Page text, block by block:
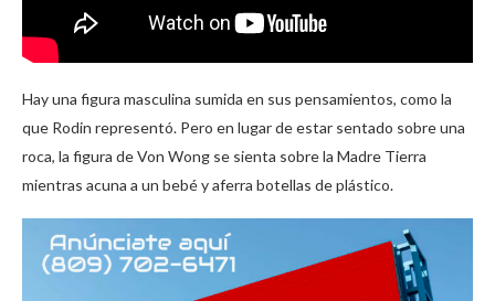
Hay una figura masculina sumida en sus pensamientos, como la
que Rodin representó. Pero en lugar de estar sentado sobre una
roca, la figura de Von Wong se sienta sobre la Madre Tierra
mientras acuna a un bebé y aferra botellas de plástico.